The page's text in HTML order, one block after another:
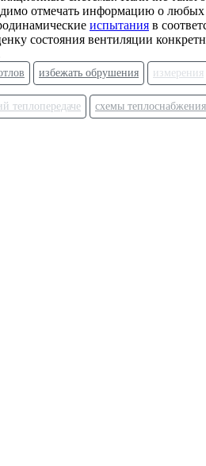
отмечать информацию о любых
испытания в
состояния вентиляции
избежать обрушения измерения
теплопередаче схемы теплоснабжения